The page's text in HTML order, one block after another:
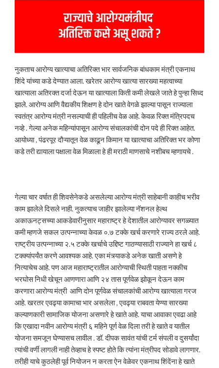
नुकताच आरोग्य खात्याचा अतिरिक्त भार सार्वजनिक बांधकाम मंत्री एकनाथ
शिंदे यांच्या कडे देण्यात आला. खरेतर आरोग्य खात्या सारख्या महत्वाच्या
खात्याला अतिरक्त दर्जा देऊन या खात्याला किती कमी लेखले जाते हे पुन्हा सिध्द
झाले. आरोग्य आणि वैद्यकीय शिक्षण हे दोन खाते वेगळे झाल्या पासून राज्याला
स्वतंत्र आरोग्य मंत्री नसल्याची ही पहिलीच वेळ आहे. केवळ रिक्त मंत्रिपदच
नव्हे . गेल्या अनेक महिन्यांपासून आरोग्य संचालकांची दोन पदे ही रिक्त आहेत.
आयोध्या , पंढरपूर दौऱ्यातून वेळ काढून किमान या खात्याचा अतिरिक्त भर कोणा
कडे तरी द्यायाला पक्षाला वेळ मिळाला हे ही मराठी माणसाचे नशीबच म्हणायचे .
गेल्या चार वर्षात ही शिवसेनेकडे असलेल्या आरोग्य मंत्री साहेबानी काहीच भरीव
काम झालेले दिसले नाही. नुकत्याच जाहीर झालेल्या नॅशनल हेल्थ
अकाऊनट्सच्या आकडेवारीनुसार महाराष्ट्र हे देशातील आरोग्यावर सगळ्यात
कमी म्हणजे सकल उत्पन्नाच्या केवळ ०.७ टक्के खर्च करणारे राज्य ठरले आहे.
राष्ट्रीय उत्पन्नाच्या २.५ टक्के खर्चाचे उद्दिष्ट गाठण्यासाठी राज्याने हा खर्च ८
टक्क्यांपर्यंत करणे आवश्यक आहे. एका मंत्र्याकडे अनेक खाती असणे हे
नित्याचेच आहे. पण आज महाराष्ट्रातील आरोग्याची स्थिती पाहता नक्कीच
भरघोस निधी खेचून आणणारा आणि २४ तास पूर्णवेळ झोकून देऊन काम
करणारा आरोग्य मंत्री आणि दोन पूर्णवेळ संचालकांची आरोग्य खात्याला गरज
आहे. खरतर एवढ्या कामाचा भार असलेला , एवढ्या राबवता येण्या सारख्या
कल्याणकारी सामाजिक योजना असणारे हे खाते आहे. याचा आवाका एवढा आहे
कि एखादा नवीन आरोग्य मंत्री ६ महिने पूर्ण वेळ दिला तरी हे खाते व यातील
योजना समजून घेण्यासच लावील . डॉ. दीपक सावंत यांची टर्म संपली व दुसर्यांदा
त्यांची वर्णी लागली नाही तेव्हाच हे स्पष्ट होते कि त्यांना मंत्रीपद सोडावे लागणार.
तरीही याचे कुठलेही पूर्व नियोजन न करता ऐन वेळेवर एकनाथ शिंदेंना हे खाते